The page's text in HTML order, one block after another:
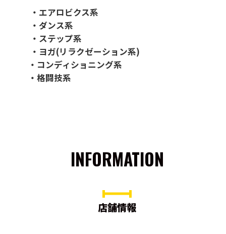
・エアロビクス系
・ダンス系
・ステップ系
・ヨガ(リラクゼーション系)
・コンディショニング系
・格闘技系
INFORMATION
店舗情報